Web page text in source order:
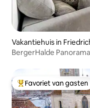
Vakantiehuis in
BergerHalde
Topfavoriet van
Favoriet van gasten